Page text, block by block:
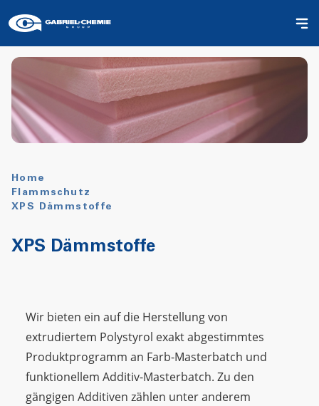
Home
Flammschutz
XPS Dämmstoffe
XPS Dämmstoffe
Wir bieten ein auf die Herstellung von
extrudiertem Polystyrol exakt abgestimmtes
Produktprogramm an Farb-Masterbatch und
funktionellem Additiv-Masterbatch. Zu den
gängigen Additiven zählen unter anderem